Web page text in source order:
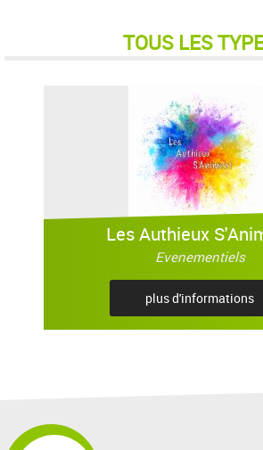
TOUS LES
Les Authieux
Evenementiels
plus d'informations